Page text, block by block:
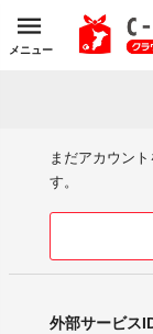
メニュー
まだアカウン
す。
外部サービス